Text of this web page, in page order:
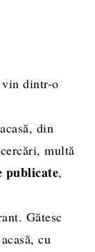
vin dintr-o
din
multă
publicate,
Gătesc
cu